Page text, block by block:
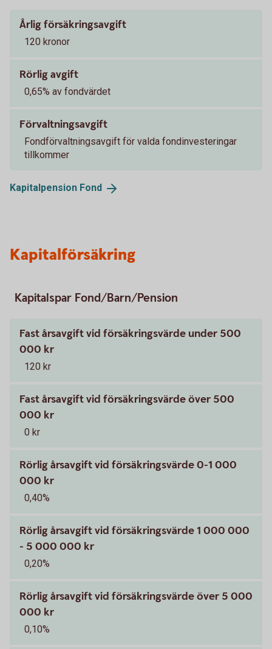
Årlig försäkringsavgift
120 kronor
Rörlig avgift
0,65% av fondvärdet
Förvaltningsavgift
Fondförvaltningsavgift för valda fondinvesteringar
tillkommer
Kapitalpension Fond
Kapitalförsäkring
Kapitalspar Fond/Barn/Pension
Fast årsavgift vid försäkringsvärde under 500
000 kr
120 kr
Fast årsavgift vid försäkringsvärde över 500
000 kr
0 kr
Rörlig årsavgift vid försäkringsvärde 0-1 000
000 kr
0,40%
Rörlig årsavgift vid försäkringsvärde 1 000 000
- 5 000 000 kr
0,20%
Rörlig årsavgift vid försäkringsvärde över 5 000
000 kr
0,10%